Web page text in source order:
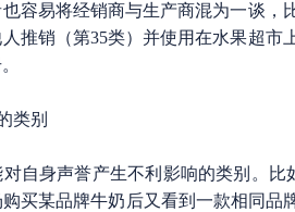
容易将经销商与生产商混为一谈，
推销（第35类）并使用在水果超
类别
身声誉产生不利影响的类别。比
买某品牌牛奶后又看到一款相同品